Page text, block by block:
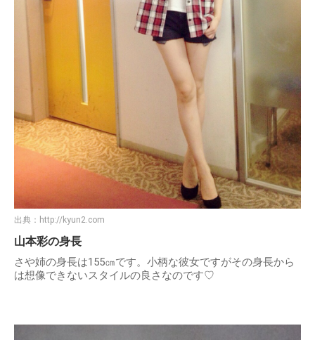
出典： http://kyun2.com
山本彩の身長
さや姉の身長は155㎝です。小柄な彼女ですがその身長から
は想像できないスタイルの良さなのです♡